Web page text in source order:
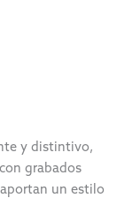
y distintivo,
grabados
un estilo